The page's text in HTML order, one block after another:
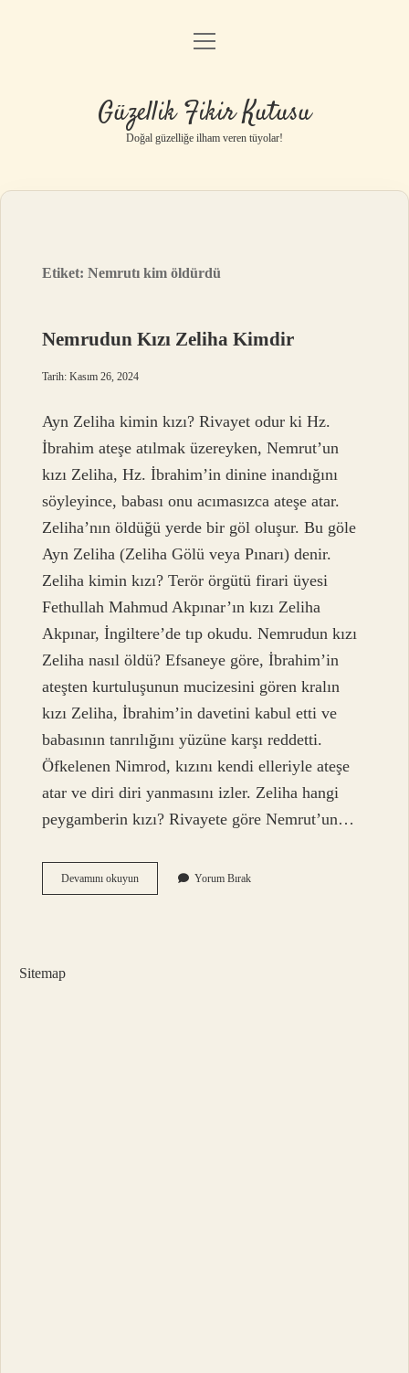
Anasayfa
Yasal Uyarı
menüyü
Güzellik Fikir Kutusu
Doğal güzelliğe ilham veren tüyolar!
Etiket:Nemrutı kim öldürdü
Nemrudun Kızı Zeliha Kimdir
Tarih: Kasım 26, 2024
Ayn Zeliha kimin kızı? Rivayet odur ki Hz.
İbrahim ateşe atılmak üzereyken, Nemrut’un
kızı Zeliha, Hz. İbrahim’in dinine inandığını
söyleyince, babası onu acımasızca ateşe atar.
Zeliha’nın öldüğü yerde bir göl oluşur. Bu göle
Ayn Zeliha (Zeliha Gölü veya Pınarı) denir.
Zeliha kimin kızı? Terör örgütü firari üyesi
Fethullah Mahmud Akpınar’ın kızı Zeliha
Akpınar, İngiltere’de tıp okudu. Nemrudun kızı
Zeliha nasıl öldü? Efsaneye göre, İbrahim’in
ateşten kurtuluşunun mucizesini gören kralın
kızı Zeliha, İbrahim’in davetini kabul etti ve
babasının tanrılığını yüzüne karşı reddetti.
Öfkelenen Nimrod, kızını kendi elleriyle ateşe
atar ve diri diri yanmasını izler. Zeliha hangi
peygamberin kızı? Rivayete göre Nemrut’un…
Devamını okuyunNemrudun
Kızı
Yorum Bırak
Sitemap